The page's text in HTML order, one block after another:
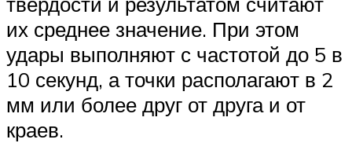
их среднее значение. При этом
удары выполняют с частотой до 5 в
10 секунд, а точки располагают в 2
мм или более друг от друга и от
краев.